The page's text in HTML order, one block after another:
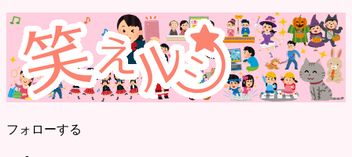
フォローする